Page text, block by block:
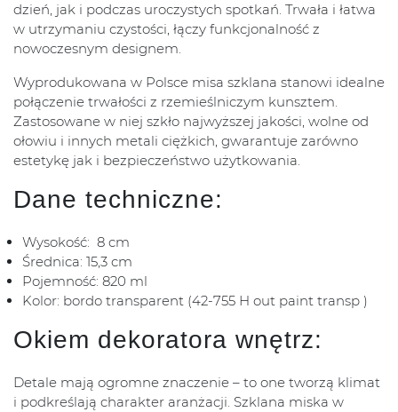
dzień, jak i podczas uroczystych spotkań. Trwała i łatwa
w utrzymaniu czystości, łączy funkcjonalność z
nowoczesnym designem.
Wyprodukowana w Polsce misa szklana stanowi idealne
połączenie trwałości z rzemieślniczym kunsztem.
Zastosowane w niej szkło najwyższej jakości, wolne od
ołowiu i innych metali ciężkich, gwarantuje zarówno
estetykę jak i bezpieczeństwo użytkowania.
Dane techniczne:
Wysokość: 8 cm
Średnica: 15,3 cm
Pojemność: 820 ml
Kolor: bordo transparent (42-755 H out paint transp )
Okiem dekoratora wnętrz:
Detale mają ogromne znaczenie – to one tworzą klimat
i podkreślają charakter aranżacji. Szklana miska w